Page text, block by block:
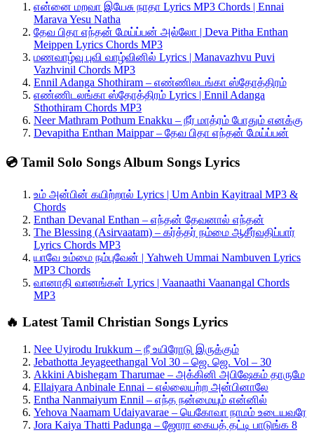
என்னை மறவா இயேசு நாதா Lyrics MP3 Chords | Ennai
Marava Yesu Natha
தேவ பிதா எந்தன் மேய்ப்பன் அல்லோ | Deva Pitha Enthan
Meippen Lyrics Chords MP3
மணவாழ்வு புவி வாழ்வினில் Lyrics | Manavazhvu Puvi
Vazhvinil Chords MP3
Ennil Adanga Shothiram – எண்ணிலடங்கா ஸ்தோத்திரம்
எண்ணிடலங்கா ஸ்தோத்திரம் Lyrics | Ennil Adanga
Sthothiram Chords MP3
Neer Mathram Pothum Enakku – நீர் மாத்ரம் போதும் எனக்கு
Devapitha Enthan Maippar – தேவ பிதா எந்தன் மேய்ப்பன்
💿 Tamil Solo Songs Album Songs Lyrics
உம் அன்பின் கயிற்றால் Lyrics | Um Anbin Kayitraal MP3 &
Chords
Enthan Devanal Enthan – எந்தன் தேவனால் எந்தன்
The Blessing (Asirvaatam) – கர்த்தர் நம்மை ஆசீர்வதிப்பார்
Lyrics Chords MP3
யாவே உம்மை நம்புவேன் | Yahweh Ummai Nambuven Lyrics
MP3 Chords
வானாதி வானங்கள் Lyrics | Vaanaathi Vaanangal Chords
MP3
🔥 Latest Tamil Christian Songs Lyrics
Nee Uyirodu Irukkum – நீ உயிரோடு இருக்கும்
Jebathotta Jeyageethangal Vol 30 – ஜெ. ஜெ. Vol – 30
Akkini Abishegam Tharumae – அக்கினி அபிஷேகம் தாருமே
Ellaiyara Anbinale Ennai – எல்லையற்ற அன்பினாலே
Entha Nanmaiyum Ennil – எந்த நன்மையும் என்னில்
Yehova Naamam Udaiyavarae – யெகோவா நாமம் உடையவரே
Jora Kaiya Thatti Padunga – ஜோரா கையத் தட்டி பாடுங்க 8